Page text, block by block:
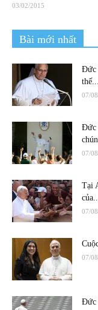
03/02/2015
Bài mới nhất
Đức
thế...
07/
Đức
07/
Tại
07/
07/
Đức